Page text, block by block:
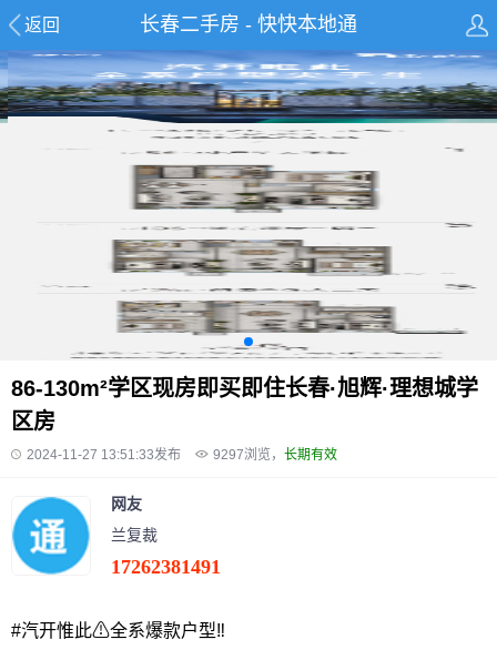
返回 长春二手房 - 快快本地通
86-130m²学区现房即买即住长春·旭辉·理想城学
区房
2024-11-27 13:51:33发布 9297浏览， 长期有效
网友
兰复裁
17262381491
#汽开惟此⚠全系爆款户型‼